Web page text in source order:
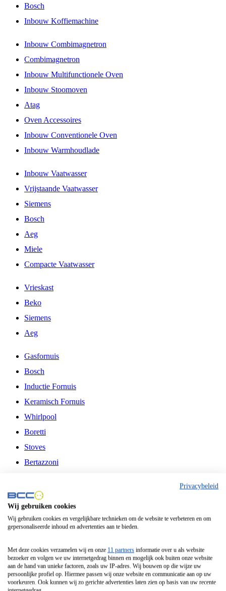
Bosch
Inbouw Koffiemachine
Inbouw Combimagnetron
Combimagnetron
Inbouw Multifunctionele Oven
Inbouw Stoomoven
Atag
Oven Accessoires
Inbouw Conventionele Oven
Inbouw Warmhoudlade
Inbouw Vaatwasser
Vrijstaande Vaatwasser
Siemens
Bosch
Aeg
Miele
Compacte Vaatwasser
Vrieskast
Beko
Siemens
Aeg
Gasfornuis
Bosch
Inductie Fornuis
Keramisch Fornuis
Whirlpool
Boretti
Stoves
Bertazzoni
Fitelli
Airfryer
Frituurpan
Contactgrill
Broodbakmachine
Broodrooster
Privacybeleid
Wij gebruiken cookies
Wij gebruiken cookies en vergelijkbare technieken om de website te verbeteren en om
gepersonaliseerde inhoud en advertenties aan te bieden.
Met deze cookies verzamelen wij en onze 11 partners informatie over u als website
bezoeker en volgen we uw internetgedrag binnen en mogelijk ook buiten onze website
aan de hand van unieke factoren, zoals uw IP-adres. Wij bouwen op die wijze uw
persoonlijke profiel op. Hiermee passen wij onze website en communicatie aan op uw
voorkeuren. Ook kunnen wij zo gerichte advertenties laten zien op basis van uw recente